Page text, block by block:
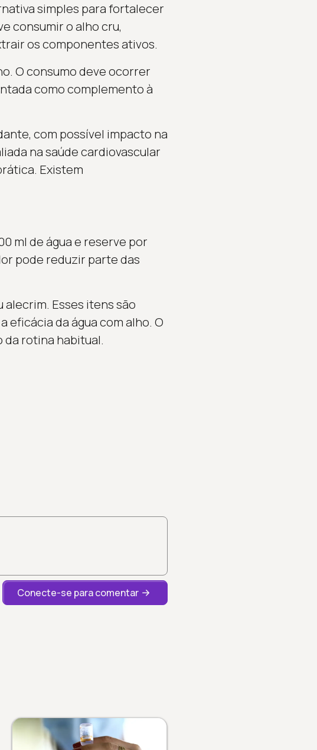
simples para fortalecer
consumir o alho cru,
os componentes ativos.
O consumo deve ocorrer
como complemento à
com possível impacto na
na saúde cardiovascular
Existem
ml de água e reserve por
pode reduzir parte das
Esses itens são
eficácia da água com alho. O
da rotina habitual.
Conecte-se para comentar